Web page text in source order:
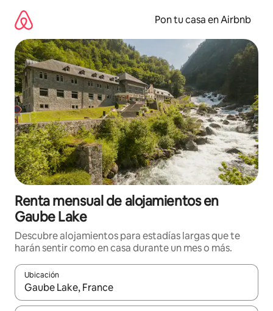
contenido
Pon tu casa en Airbnb
Renta mensual de alojamientos en
Gaube Lake
Descubre alojamientos para estadías largas que te
harán sentir como en casa durante un mes o más.
Ubicación
Cuando los resultados estén disponibles, navega con las